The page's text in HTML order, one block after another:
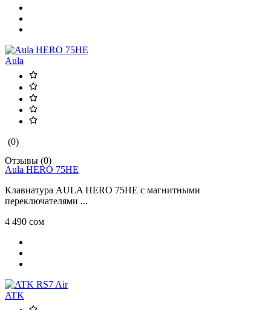
Aula
(0)
Отзывы (0)
Aula HERO 75HE
Клавиатура AULA HERO 75HE с магнитными
переключателями ...
4 490 сом
ATK